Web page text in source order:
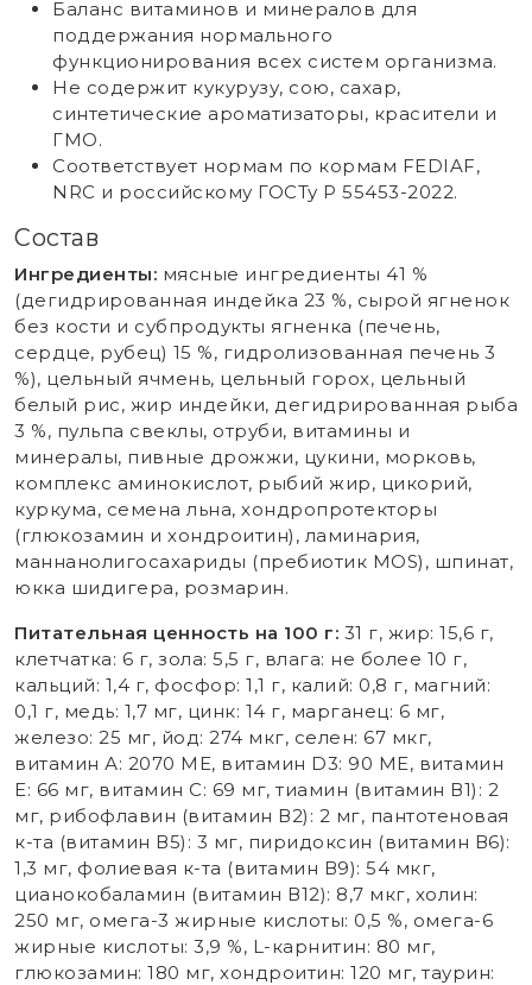
Баланс витаминов и минералов для
поддержания нормального
функционирования всех систем организма.
Не содержит кукурузу, сою, сахар,
синтетические ароматизаторы, красители и
ГМО.
Соответствует нормам по кормам FEDIAF,
NRC и российскому ГОСТу Р 55453-2022.
Состав
Ингредиенты: мясные ингредиенты 41 %
(дегидрированная индейка 23 %, сырой ягненок
без кости и субпродукты ягненка (печень,
сердце, рубец) 15 %, гидролизованная печень 3
%), цельный ячмень, цельный горох, цельный
белый рис, жир индейки, дегидрированная рыба
3 %, пульпа свеклы, отруби, витамины и
минералы, пивные дрожжи, цукини, морковь,
комплекс аминокислот, рыбий жир, цикорий,
куркума, семена льна, хондропротекторы
(глюкозамин и хондроитин), ламинария,
маннанолигосахариды (пребиотик MOS), шпинат,
юкка шидигера, розмарин.
Питательная ценность на 100 г: 31 г, жир: 15,6 г,
клетчатка: 6 г, зола: 5,5 г, влага: не более 10 г,
кальций: 1,4 г, фосфор: 1,1 г, калий: 0,8 г, магний:
0,1 г, медь: 1,7 мг, цинк: 14 г, марганец: 6 мг,
железо: 25 мг, йод: 274 мкг, селен: 67 мкг,
витамин А: 2070 МЕ, витамин D3: 90 МЕ, витамин
Е: 66 мг, витамин С: 69 мг, тиамин (витамин В1): 2
мг, рибофлавин (витамин В2): 2 мг, пантотеновая
к-та (витамин В5): 3 мг, пиридоксин (витамин В6):
1,3 мг, фолиевая к-та (витамин В9): 54 мкг,
цианокобаламин (витамин В12): 8,7 мкг, холин:
250 мг, омега-3 жирные кислоты: 0,5 %, омега-6
жирные кислоты: 3,9 %, L-карнитин: 80 мг,
глюкозамин: 180 мг, хондроитин: 120 мг, таурин: